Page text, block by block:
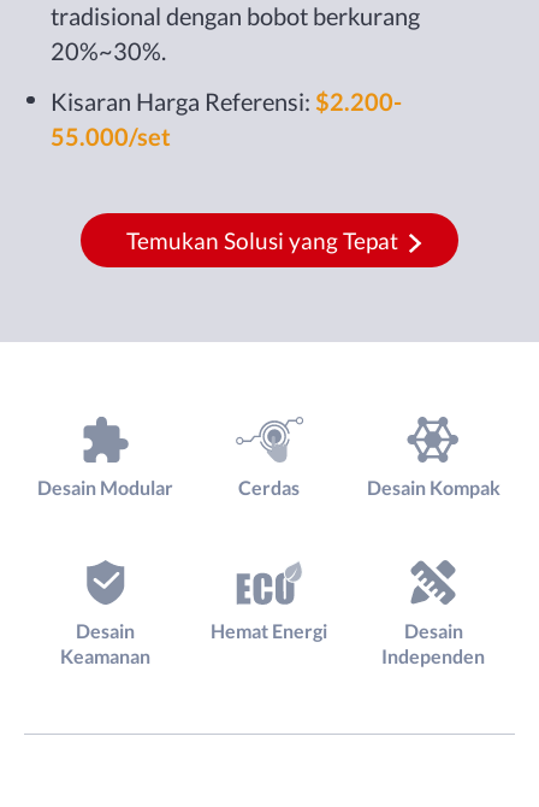
tradisional dengan bobot berkurang
20%~30%.
Kisaran Harga Referensi: $2.200-
55.000/set
Temukan Solusi yang Tepat
Desain Modular Cerdas Desain Kompak
Desain
Keamanan
Hemat Energi
Desain
Independen